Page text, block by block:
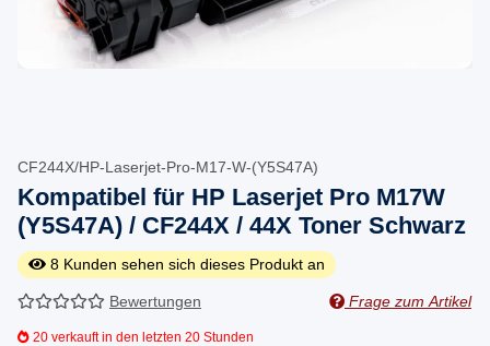
CF244X/HP-Laserjet-Pro-M17-W-(Y5S47A)
Kompatibel für HP Laserjet Pro M17W
(Y5S47A) / CF244X / 44X Toner Schwarz
8 Kunden sehen sich dieses Produkt an
Bewertungen Frage zum Artikel
20 verkauft in den letzten 20 Stunden